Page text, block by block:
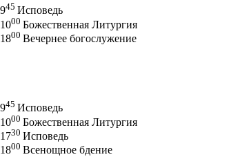
945 Исповедь
1000 Божественная Литургия
1800 Вечернее богослужение
945 Исповедь
1000 Божественная Литургия
1730 Исповедь
1800 Всенощное бдение